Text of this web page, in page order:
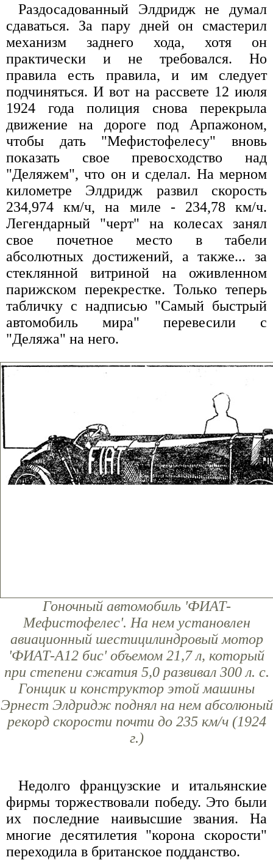
Раздосадованный Элдридж не думал
сдаваться. За пару дней он смастерил
механизм заднего хода, хотя он
практически и не требовался. Но
правила есть правила, и им следует
подчиняться. И вот на рассвете 12 июля
1924 года полиция снова перекрыла
движение на дороге под Арпажоном,
чтобы дать "Мефистофелесу" вновь
показать свое превосходство над
"Деляжем", что он и сделал. На мерном
километре Элдридж развил скорость
234,974 км/ч, на миле - 234,78 км/ч.
Легендарный "черт" на колесах занял
свое почетное место в табели
абсолютных достижений, а также... за
стеклянной витриной на оживленном
парижском перекрестке. Только теперь
табличку с надписью "Самый быстрый
автомобиль мира" перевесили с
"Деляжа" на него.
Гоночный автомобиль 'ФИАТ-
Мефистофелес'. На нем установлен
авиационный шестицилиндровый мотор
'ФИАТ-А12 бис' объемом 21,7 л, который
при степени сжатия 5,0 развивал 300 л. с.
Гонщик и конструктор этой машины
Эрнест Элдридж поднял на нем абсолюный
рекорд скорости почти до 235 км/ч (1924
г.)
Недолго французские и итальянские
фирмы торжествовали победу. Это были
их последние наивысшие звания. На
многие десятилетия "корона скорости"
переходила в британское подданство.